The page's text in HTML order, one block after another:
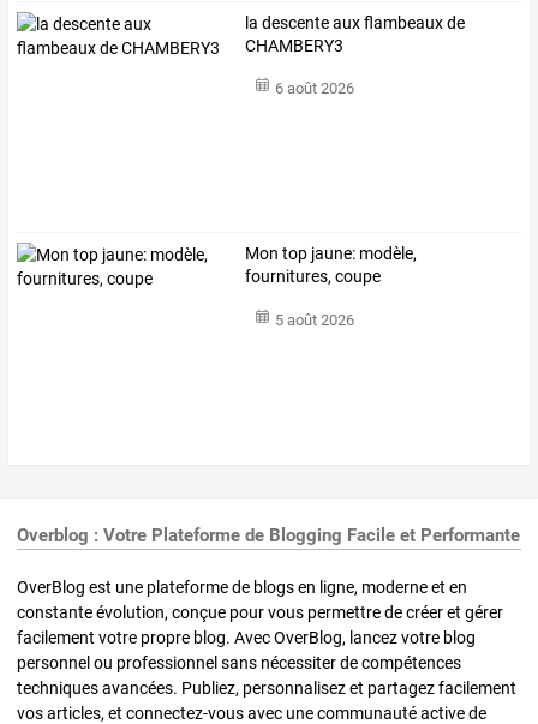
la descente aux flambeaux de
CHAMBERY3
6 août 2026
Mon top jaune: modèle,
fournitures, coupe
5 août 2026
Overblog : Votre Plateforme de Blogging Facile et Performante
OverBlog est une plateforme de blogs en ligne, moderne et en
constante évolution, conçue pour vous permettre de créer et gérer
facilement votre propre blog. Avec OverBlog, lancez votre blog
personnel ou professionnel sans nécessiter de compétences
techniques avancées. Publiez, personnalisez et partagez facilement
vos articles, et connectez-vous avec une communauté active de